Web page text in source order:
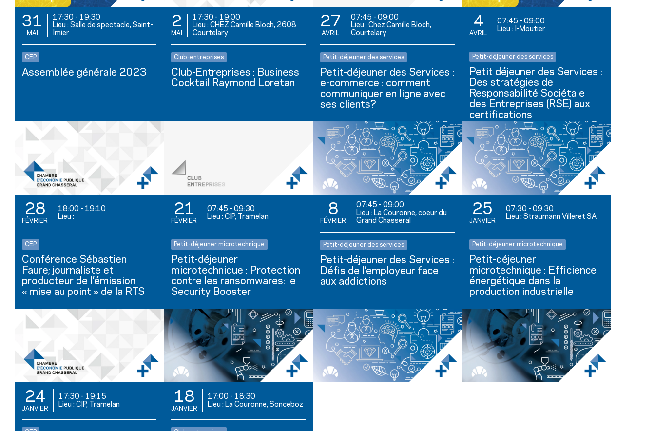
31
MAI
17:30 - 19:30
Lieu : Salle de spectacle, Saint-
Imier
CEP
Assemblée générale 2023
2
MAI
17:30 - 19:00
Lieu : CHEZ Camille Bloch, 2608
Courtelary
Club-entreprises
Club-Entreprises : Business
Cocktail Raymond Loretan
27
AVRIL
07:45 - 09:00
Lieu : Chez Camille Bloch,
Courtelary
Petit-déjeuner des services
Petit-déjeuner des Services :
e-commerce : comment
communiquer en ligne avec
ses clients?
4
AVRIL
07:45 - 09:00
Lieu : I-Moutier
Petit-déjeuner des services
Petit déjeuner des Services :
Des stratégies de
Responsabilité Sociétale
des Entreprises (RSE) aux
certifications
28
FÉVRIER
18:00 - 19:10
Lieu :
CEP
Conférence Sébastien
Faure; journaliste et
producteur de l’émission
« mise au point » de la RTS
21
FÉVRIER
07:45 - 09:30
Lieu : CIP, Tramelan
Petit-déjeuner microtechnique
Petit-déjeuner
microtechnique : Protection
contre les ransomwares: le
Security Booster
8
FÉVRIER
07:45 - 09:00
Lieu : La Couronne, coeur du
Grand Chasseral
Petit-déjeuner des services
Petit-déjeuner des Services :
Défis de l’employeur face
aux addictions
25
JANVIER
07:30 - 09:30
Lieu : Straumann Villeret SA
Petit-déjeuner microtechnique
Petit-déjeuner
microtechnique : Efficience
énergétique dans la
production industrielle
24
JANVIER
17:30 - 19:15
Lieu : CIP, Tramelan
18
JANVIER
17:00 - 18:30
Lieu : La Couronne, Sonceboz